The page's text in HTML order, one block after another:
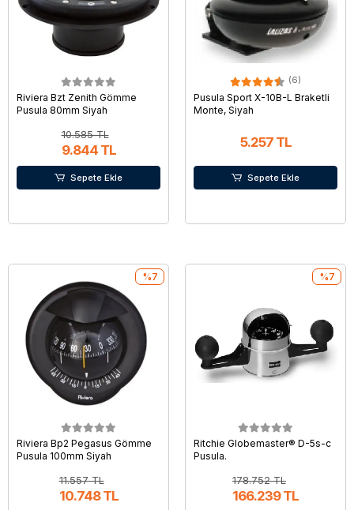
Riviera Bzt Zenith Gömme
Pusula 80mm Siyah
10.585 TL
9.844 TL
Sepete Ekle
(6)
Pusula Sport X-10B-L Braketli
Monte, Siyah
5.257 TL
Sepete Ekle
Riviera Bp2 Pegasus Gömme
Pusula 100mm Siyah
11.557 TL
10.748 TL
%7
Ritchie Globemaster® D-5s-c
Pusula.
178.752 TL
166.239 TL
%7